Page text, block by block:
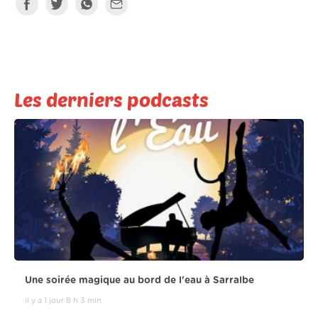
Les derniers podcasts
Une soirée magique au bord de l'eau à Sarralbe
il y a 1 jour 8 h 3 min